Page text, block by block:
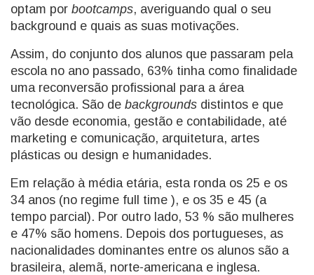
optam por bootcamps, averiguando qual o seu
background e quais as suas motivações.
Assim, do conjunto dos alunos que passaram pela
escola no ano passado, 63% tinha como finalidade
uma reconversão profissional para a área
tecnológica. São de backgrounds distintos e que
vão desde economia, gestão e contabilidade, até
marketing e comunicação, arquitetura, artes
plásticas ou design e humanidades.
Em relação à média etária, esta ronda os 25 e os
34 anos (no regime full time ), e os 35 e 45 (a
tempo parcial). Por outro lado, 53 % são mulheres
e 47% são homens. Depois dos portugueses, as
nacionalidades dominantes entre os alunos são a
brasileira, alemã, norte-americana e inglesa.